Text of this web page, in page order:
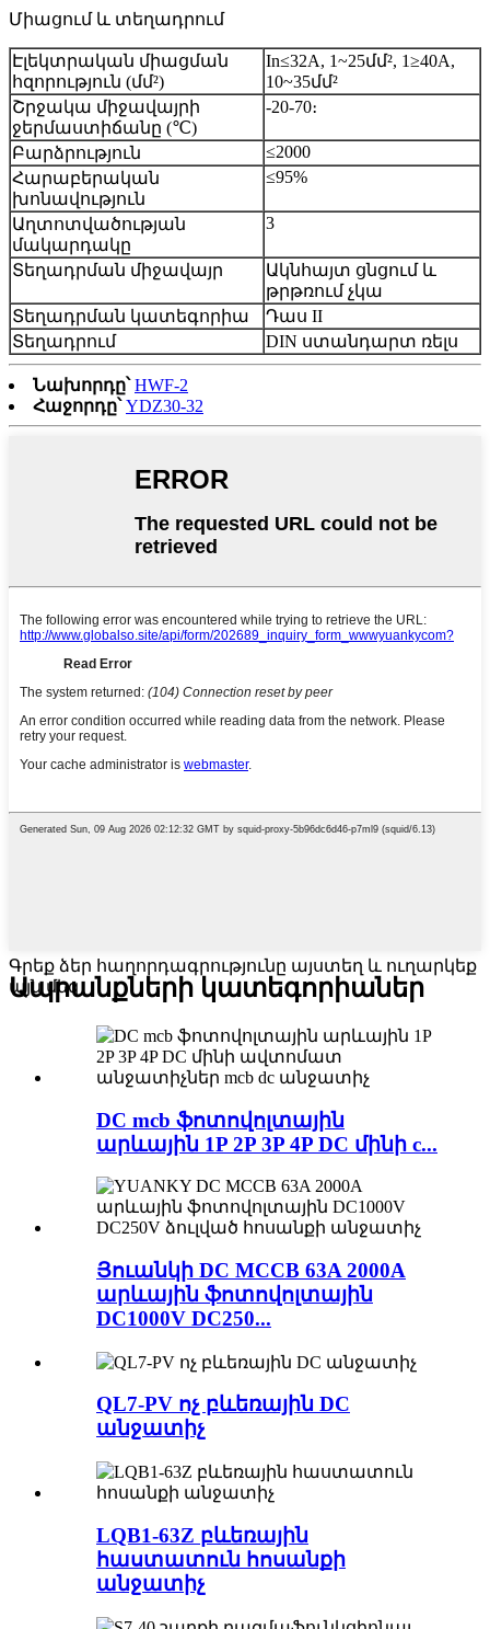
Միացում և տեղադրում
Էլեկտրական միացման
հզորություն (մմ²)
In≤32A, 1~25մմ², 1≥40A,
10~35մմ²
Շրջակա միջավայրի
ջերմաստիճանը (℃)
-20-70։
Բարձրություն
≤2000
Հարաբերական
խոնավություն
≤95%
Աղտոտվածության
մակարդակը
3
Տեղադրման միջավայր
Ակնհայտ ցնցում և
թրթռում չկա
Տեղադրման կատեգորիա
Դաս II
Տեղադրում
DIN ստանդարտ ռելս
Նախորդը՝ HWF-2
Հաջորդը՝ YDZ30-32
Գրեք ձեր հաղորդագրությունը այստեղ և ուղարկեք
այն մեզ
Ապրանքների կատեգորիաներ
DC mcb ֆոտովոլտային
արևային 1P 2P 3P 4P DC մինի c...
Յուանկի DC MCCB 63A 2000A
արևային ֆոտովոլտային
DC1000V DC250...
QL7-PV ոչ բևեռային DC
անջատիչ
LQB1-63Z բևեռային
հաստատուն հոսանքի
անջատիչ